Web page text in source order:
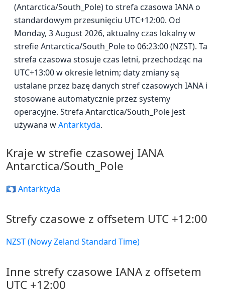
(Antarctica/South_Pole) to strefa czasowa IANA o
standardowym przesunięciu UTC+12:00. Od
Monday, 3 August 2026, aktualny czas lokalny w
strefie Antarctica/South_Pole to 06:23:00 (NZST). Ta
strefa czasowa stosuje czas letni, przechodząc na
UTC+13:00 w okresie letnim; daty zmiany są
ustalane przez bazę danych stref czasowych IANA i
stosowane automatycznie przez systemy
operacyjne. Strefa Antarctica/South_Pole jest
używana wAntarktyda.
Kraje w strefie czasowej IANA
Antarctica/South_Pole
🇦🇶 Antarktyda
Strefy czasowe z offsetem UTC +12:00
NZST (Nowy Zeland Standard Time)
Inne strefy czasowe IANA z offsetem
UTC +12:00